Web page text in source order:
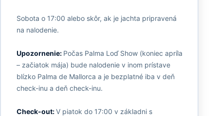
Sobota o 17:00 alebo skôr, ak je jachta pripravená
na nalodenie.
Upozornenie: Počas Palma Loď Show (koniec apríla
– začiatok mája) bude nalodenie v inom prístave
blízko Palma de Mallorca a je bezplatné iba v deň
check-inu a deň check-inu.
Check-out:V piatok do 17:00 v základni s